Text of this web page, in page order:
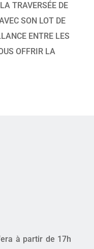
TRAVERSÉE DE
SON LOT DE
ENTRE LES
OFFRIR LA
à partir de 17h